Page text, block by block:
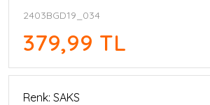
2403BGD19_034
379,99 TL
Renk: SAKS